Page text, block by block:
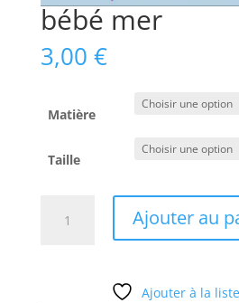
bébé mer
3,00 €
Matière
Taille
Ajouter au
Ajouter à la